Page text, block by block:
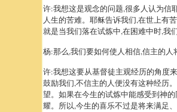
许:我想这是观念的问题,很多人认为信
人生的苦难。耶稣告诉我们,在世上有
就是当我们落在试炼中,在困难中时,我
杨:那么,我们要如何使人相信,信主的人
许:我想这要从基督徒主观经历的角度
鼓励我们,不信主的人便没有这种经历
望。如果在今生的试炼中能感受到神
耀。所以,今生的喜乐不过是将来满足